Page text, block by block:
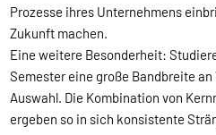
Prozesse ihres Unternehmens
Zukunft machen.
Eine weitere Besonderheit:
Semester eine große Bandbreite
Auswahl. Die Kombination von
ergeben so in sich konsistente